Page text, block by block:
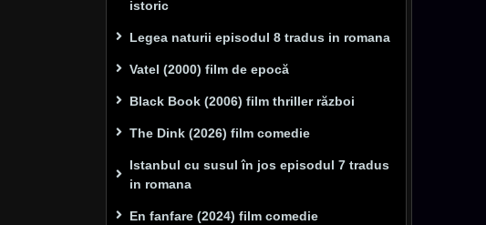
istoric
Legea naturii episodul 8 tradus in romana
Vatel (2000) film de epocă
Black Book (2006) film thriller război
The Dink (2026) film comedie
Istanbul cu susul în jos episodul 7 tradus
in romana
En fanfare (2024) film comedie